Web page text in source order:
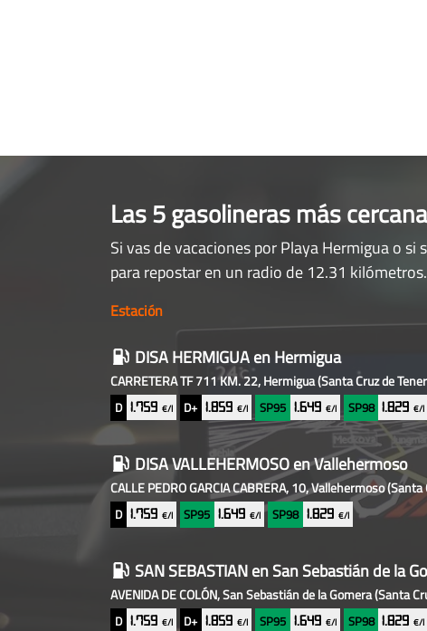
Las 5 gasolineras más
Si vas de vacaciones por Playa Hermigua o
para repostar en un radio de 12.31 kilómetros.
Gasolineras
baratas
cercanas
Estación
DISA HERMIGUAen Hermigua
CARRETERA TF 711 KM. 22, Hermigua(Santa Cruz de
D 1.759 €/l D+ 1.859€/l SP95 1.649 €/l SP98 1.829€/l
DISA VALLEHERMOSOen Vallehermoso
CALLE PEDRO GARCIA CABRERA, 10, Vallehermoso(Santa
D 1.759 €/l SP95 1.649€/l SP98 1.829 €/l
SAN SEBASTIANen San Sebastián de la
AVENIDA DE COLÓN, San Sebastián de la Gomera(Santa
D 1.759 €/l D+ 1.859€/l SP95 1.649 €/l SP98 1.829€/l